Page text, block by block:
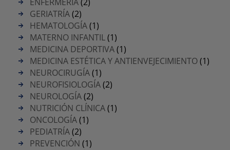
GERIATRÍA(2)
HEMATOLOGÍA(1)
MATERNO INFANTIL(1)
MEDICINA DEPORTIVA(1)
MEDICINA ESTÉTICA Y ANTIENVEJECIMIENTO(1)
NEUROCIRUGÍA(1)
NEUROFISIOLOGÍA(2)
NEUROLOGÍA(2)
NUTRICIÓN CLÍNICA(1)
ONCOLOGÍA(1)
PEDIATRÍA(2)
PREVENCIÓN (1)